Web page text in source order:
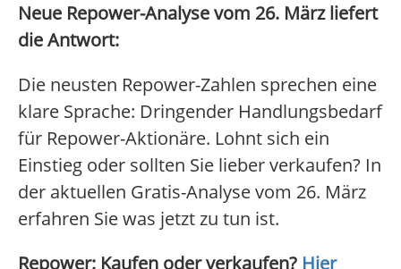
Neue Repower-Analyse vom 26. März liefert
die Antwort:
Die neusten Repower-Zahlen sprechen eine
klare Sprache: Dringender Handlungsbedarf
für Repower-Aktionäre. Lohnt sich ein
Einstieg oder sollten Sie lieber verkaufen? In
der aktuellen Gratis-Analyse vom 26. März
erfahren Sie was jetzt zu tun ist.
Repower: Kaufen oder verkaufen? Hier